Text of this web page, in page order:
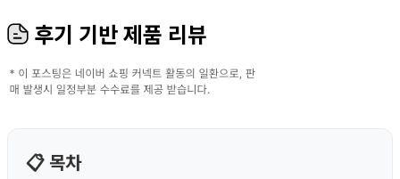
후기 기반 제품 리뷰
📋 목차